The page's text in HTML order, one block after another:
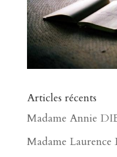
Articles récents
Madame Annie
Madame